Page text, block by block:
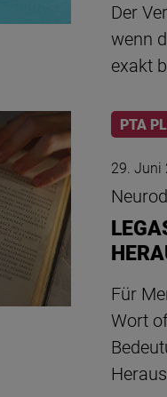
Der
wenn
exakt
PTA
29. Juni
Für
Wort